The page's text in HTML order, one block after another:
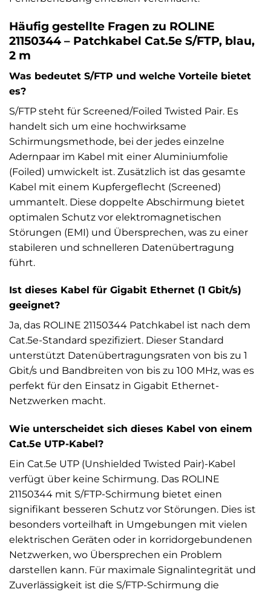
Häufig gestellte Fragen zu ROLINE
21150344 – Patchkabel Cat.5e S/FTP, blau,
2 m
Was bedeutet S/FTP und welche Vorteile bietet
es?
S/FTP steht für Screened/Foiled Twisted Pair. Es
handelt sich um eine hochwirksame
Schirmungsmethode, bei der jedes einzelne
Adernpaar im Kabel mit einer Aluminiumfolie
(Foiled) umwickelt ist. Zusätzlich ist das gesamte
Kabel mit einem Kupfergeflecht (Screened)
ummantelt. Diese doppelte Abschirmung bietet
optimalen Schutz vor elektromagnetischen
Störungen (EMI) und Übersprechen, was zu einer
stabileren und schnelleren Datenübertragung
führt.
Ist dieses Kabel für Gigabit Ethernet (1 Gbit/s)
geeignet?
Ja, das ROLINE 21150344 Patchkabel ist nach dem
Cat.5e-Standard spezifiziert. Dieser Standard
unterstützt Datenübertragungsraten von bis zu 1
Gbit/s und Bandbreiten von bis zu 100 MHz, was es
perfekt für den Einsatz in Gigabit Ethernet-
Netzwerken macht.
Wie unterscheidet sich dieses Kabel von einem
Cat.5e UTP-Kabel?
Ein Cat.5e UTP (Unshielded Twisted Pair)-Kabel
verfügt über keine Schirmung. Das ROLINE
21150344 mit S/FTP-Schirmung bietet einen
signifikant besseren Schutz vor Störungen. Dies ist
besonders vorteilhaft in Umgebungen mit vielen
elektrischen Geräten oder in korridorgebundenen
Netzwerken, wo Übersprechen ein Problem
darstellen kann. Für maximale Signalintegrität und
Zuverlässigkeit ist die S/FTP-Schirmung die